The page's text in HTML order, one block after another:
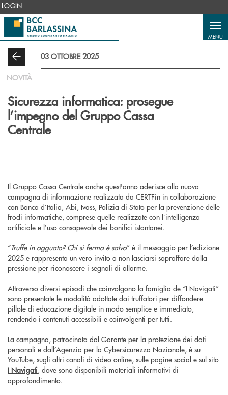
Salta al contenuto principale
LOGIN
MENU
03 OTTOBRE 2025
NOVITÀ
Sicurezza informatica: prosegue
l’impegno del Gruppo Cassa
Centrale
Il Gruppo Cassa Centrale anche quest'anno aderisce alla nuova
campagna di informazione realizzata da CERTFin in collaborazione
con Banca d’Italia, Abi, Ivass, Polizia di Stato per la prevenzione delle
frodi informatiche, comprese quelle realizzate con l’intelligenza
artificiale e l’uso consapevole dei bonifici istantanei.
“Truffe in agguato? Chi si ferma è salvo” è il messaggio per l’edizione
2025 e rappresenta un vero invito a non lasciarsi sopraffare dalla
pressione per riconoscere i segnali di allarme.
Attraverso diversi episodi che coinvolgono la famiglia de “I Navigati”
sono presentate le modalità adottate dai truffatori per diffondere
pillole di educazione digitale in modo semplice e immediato,
rendendo i contenuti accessibili e coinvolgenti per tutti.
La campagna, patrocinata dal Garante per la protezione dei dati
personali e dall’Agenzia per la Cybersicurezza Nazionale, è su
YouTube, sugli altri canali di video online, sulle pagine social e sul sito
I Navigati, dove sono disponibili materiali informativi di
approfondimento.